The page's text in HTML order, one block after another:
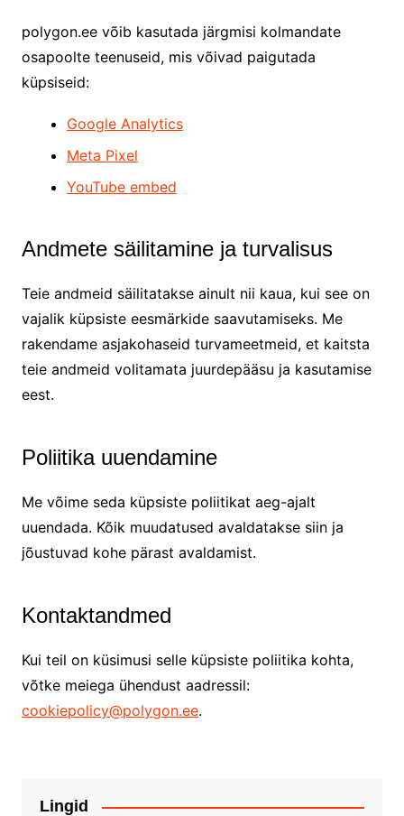
polygon.ee võib kasutada järgmisi kolmandate
osapoolte teenuseid, mis võivad paigutada
küpsiseid:
Google Analytics
Meta Pixel
YouTube embed
Andmete säilitamine ja turvalisus
Teie andmeid säilitatakse ainult nii kaua, kui see on
vajalik küpsiste eesmärkide saavutamiseks. Me
rakendame asjakohaseid turvameetmeid, et kaitsta
teie andmeid volitamata juurdepääsu ja kasutamise
eest.
Poliitika uuendamine
Me võime seda küpsiste poliitikat aeg-ajalt
uuendada. Kõik muudatused avaldatakse siin ja
jõustuvad kohe pärast avaldamist.
Kontaktandmed
Kui teil on küsimusi selle küpsiste poliitika kohta,
võtke meiega ühendust aadressil:
cookiepolicy@polygon.ee.
Lingid